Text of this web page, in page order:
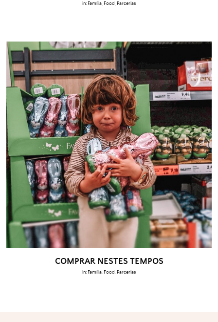
in: Família Food Parcerias
COMPRAR NESTES TEMPOS
in: Família Food Parcerias